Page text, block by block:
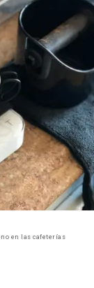
en las cafeterías